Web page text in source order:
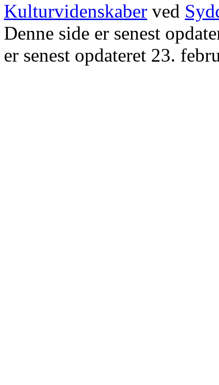
Kulturvidenskaber ved
Denne side er senest
er senest opdateret 23.